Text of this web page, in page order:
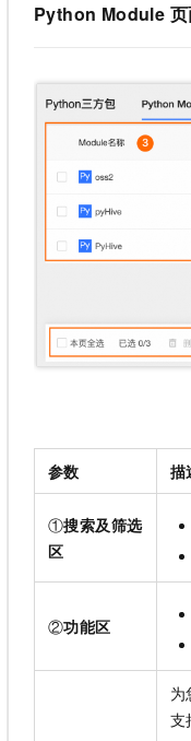
Python Module
参数 描
①搜索及筛选
区
②功能区
为
支
快速部署 Dify，高效搭建
10 分钟在聊天系统中增加